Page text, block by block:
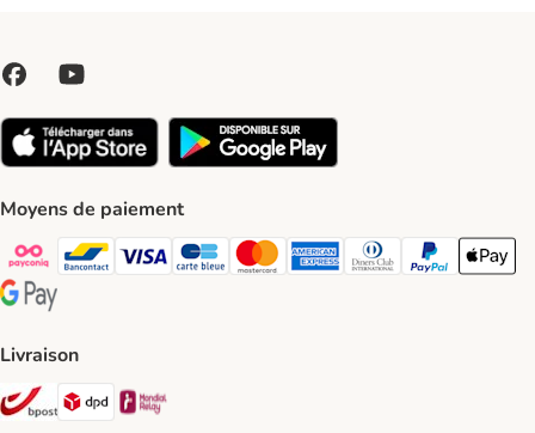
Moyens de paiement
Payconiq Payment Method
bancontact Payment Method
Visa Payment Method
carte bleue Payment Method
Master card Payment Method
American express Payment
Diners club Payment
Paypal Payment
Apple
Google Pay Payment Method
Livraison
Bpost Shipping Method
DPD Shipping Method